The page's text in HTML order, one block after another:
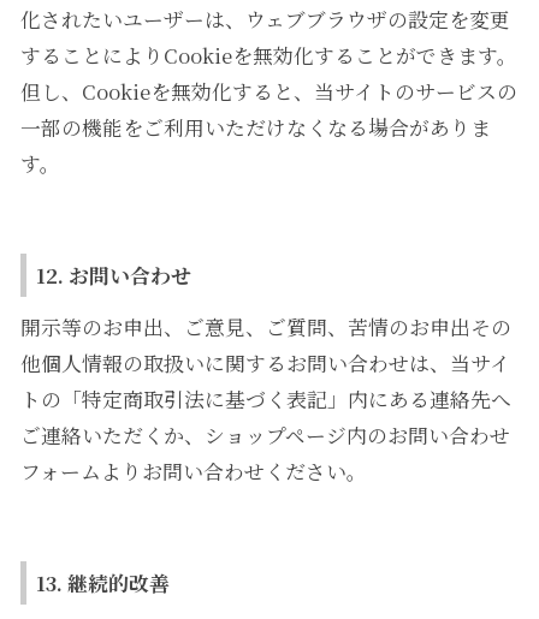
化されたいユーザーは、ウェブブラウザの設定を変更
することによりCookieを無効化することができます。
但し、Cookieを無効化すると、当サイトのサービスの
一部の機能をご利用いただけなくなる場合がありま
す。
12. お問い合わせ
開示等のお申出、ご意見、ご質問、苦情のお申出その
他個人情報の取扱いに関するお問い合わせは、当サイ
トの「特定商取引法に基づく表記」内にある連絡先へ
ご連絡いただくか、ショップページ内のお問い合わせ
フォームよりお問い合わせください。
13. 継続的改善